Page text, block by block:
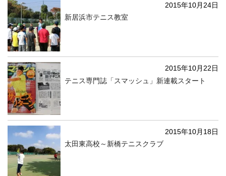
2015年10月24日
新居浜市テニス教室
2015年10月22日
テニス専門誌「スマッシュ」新連載スタート
2015年10月18日
太田東高校～新橋テニスクラブ